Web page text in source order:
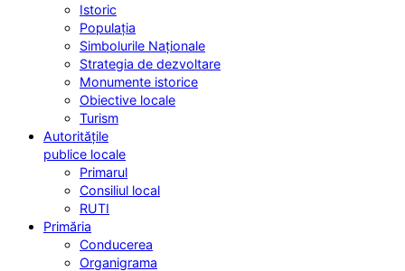
Istoric
Populația
Simbolurile Naționale
Strategia de dezvoltare
Monumente istorice
Obiective locale
Turism
Autoritățile
publice locale
Primarul
Consiliul local
RUTI
Primăria
Conducerea
Organigrama